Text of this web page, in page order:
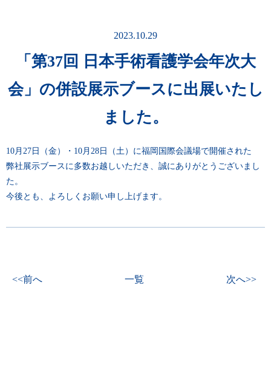
2023.10.29
「第37回 日本手術看護学会年次大
会」の併設展示ブースに出展いたし
ました。
10月27日（金）・10月28日（土）に福岡国際会議場で開催された
弊社展示ブースに多数お越しいただき、誠にありがとうございまし
た。
今後とも、よろしくお願い申し上げます。
<<前へ 一覧 次へ>>